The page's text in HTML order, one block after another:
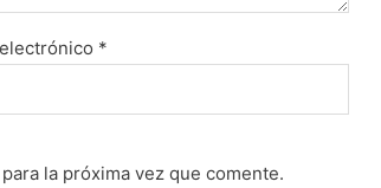
*
la próxima vez que comente.